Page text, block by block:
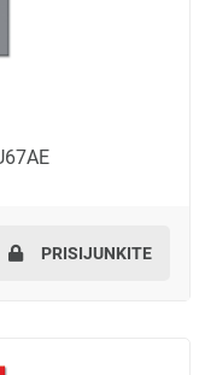
PRISIJUNKITE